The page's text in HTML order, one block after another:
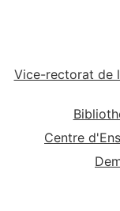
Vice-rectorat de
Centre